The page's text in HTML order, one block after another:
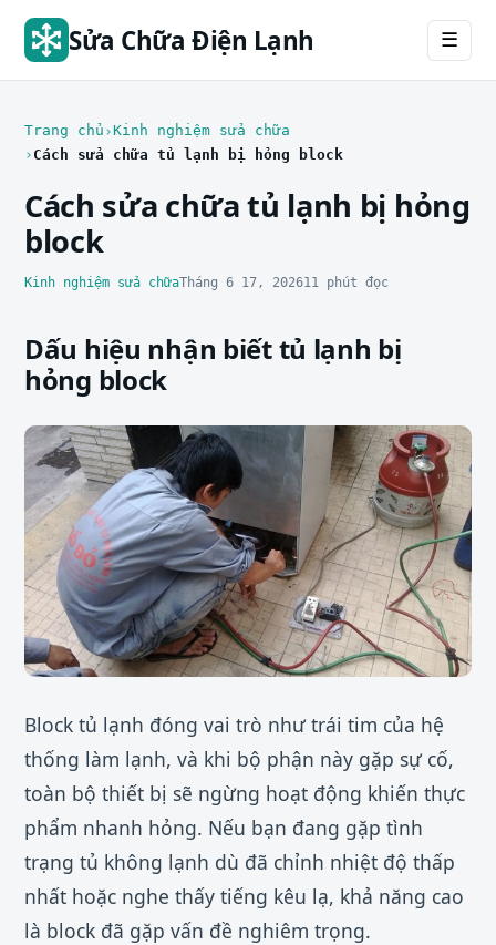
Sửa Chữa Điện Lạnh ☰
Trang chủ Kinh nghiệm sửa chữa
Cách sửa chữa tủ lạnh bị hỏng block
Cách sửa chữa tủ lạnh bị hỏng
block
Kinh nghiệm sửa chữaTháng 6 17, 202611 phút đọc
Dấu hiệu nhận biết tủ lạnh bị
hỏng block
Block tủ lạnh đóng vai trò như trái tim của hệ
thống làm lạnh, và khi bộ phận này gặp sự cố,
toàn bộ thiết bị sẽ ngừng hoạt động khiến thực
phẩm nhanh hỏng. Nếu bạn đang gặp tình
trạng tủ không lạnh dù đã chỉnh nhiệt độ thấp
nhất hoặc nghe thấy tiếng kêu lạ, khả năng cao
là block đã gặp vấn đề nghiêm trọng.